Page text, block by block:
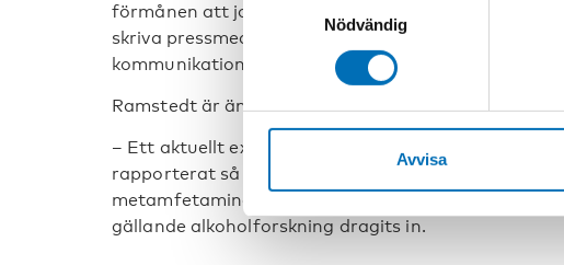
vi erbjuder. Om du har besökt vår
Nödvändig
Avvisa
förmånen att jobba på en organisation med en
skriva pressmeddelanden och hålla kontakt med
kommunikationsavdelning är väldigt viktig.
Ramstedt är ändå oroad över att den
– Ett aktuellt exempel gäller en
rapporterat så flitigt om metamfetamin att det
metamfetaminet är en mer angelägen fråga än
gällande alkoholforskning dragits in.